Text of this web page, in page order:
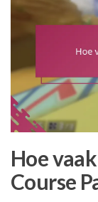
Hoe
Course